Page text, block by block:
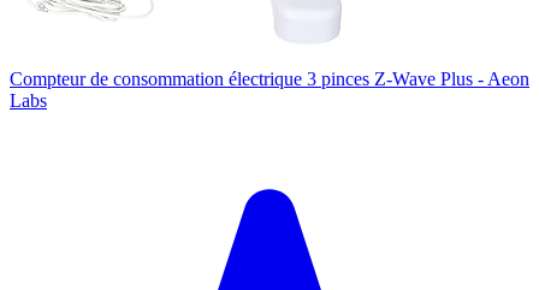
Compteur de consommation électrique 3 pinces Z-Wave Plus - Aeon
Labs